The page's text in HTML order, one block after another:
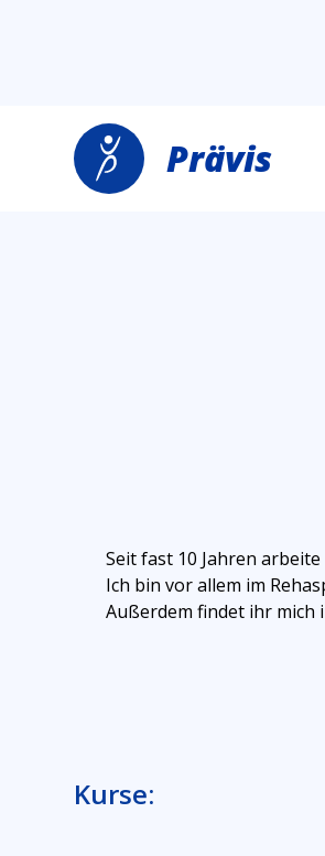
Prävis
Seit fast 10 Jahren
Ich bin vor allem im
Außerdem findet ihr mich
Kurse: